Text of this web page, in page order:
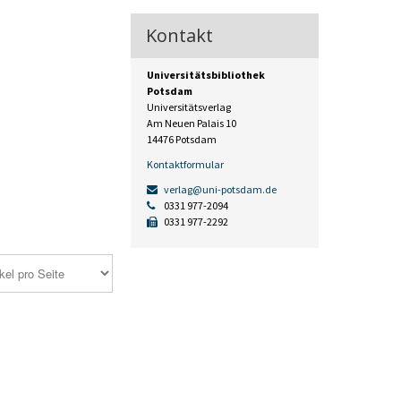
Kontakt
Universitätsbibliothek
Potsdam
Universitätsverlag
Am Neuen Palais 10
14476 Potsdam
Kontaktformular
verlag@uni-potsdam.de
0331 977-2094
0331 977-2292